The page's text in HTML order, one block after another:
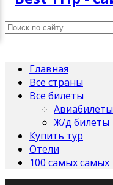
Главная
Все страны
Все билеты
Авиабилеты
Ж/д билеты
Купить тур
Отели
100 самых самых